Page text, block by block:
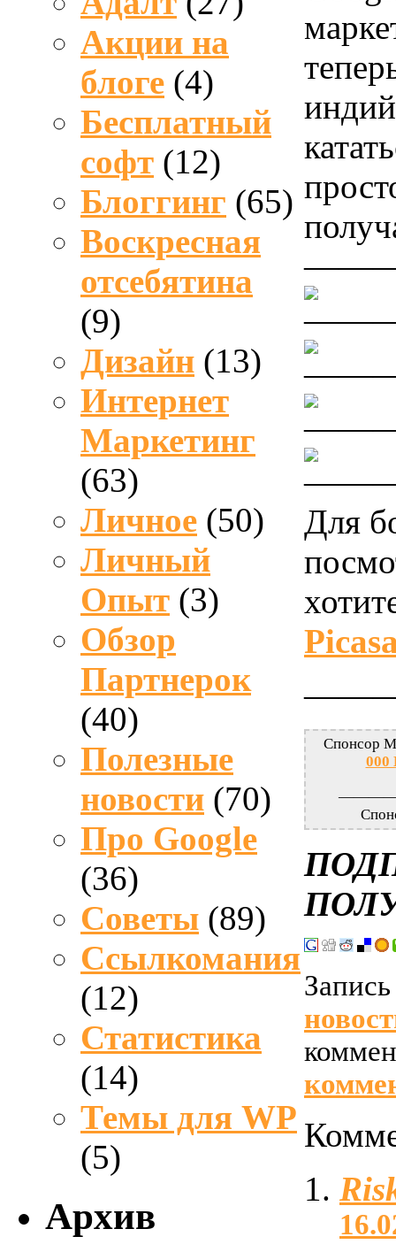
Акции на
блоге (4)
Бесплатный
софт (12)
Блоггинг (65)
Воскресная
отсебятина
(9)
Дизайн (13)
Интернет
Маркетинг
(63)
Личное (50)
Личный
Опыт (3)
Обзор
Партнерок
(40)
Полезные
новости (70)
Про Google
(36)
Советы (89)
Ссылкомания
(12)
Статистика
(14)
Темы для WP
(5)
Архив
Для
Спонсор
000